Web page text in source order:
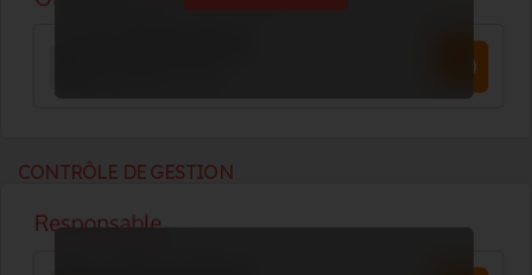
CONTRÔLE DE GESTION